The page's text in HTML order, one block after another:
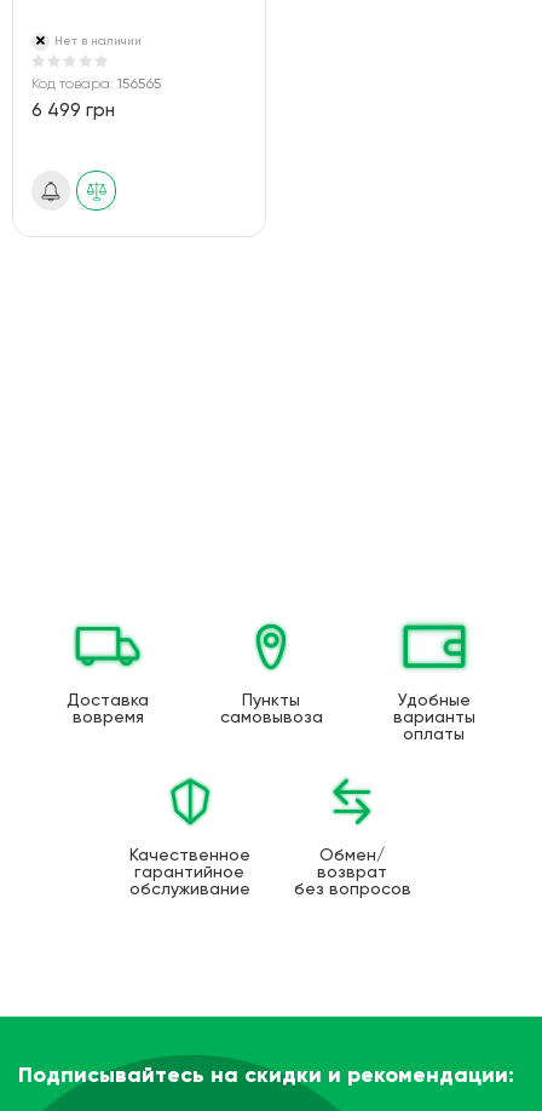
Нет в наличии
Код товара: 156565
6 499 грн
Доставка
вовремя
Пункты
самовывоза
Удобные
варианты
оплаты
Качественное
гарантийное
обслуживание
Обмен/
возврат
без вопросов
Подписывайтесь на скидки и рекомендации: